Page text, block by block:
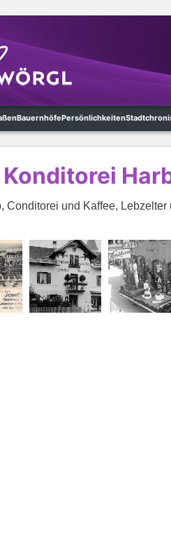
BauernhöfePersönlichkeiten
Conditorei und Kaffee, Lebzelter